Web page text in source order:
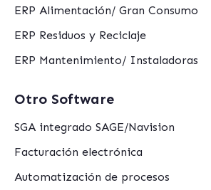
ERP Alimentación/ Gran Consumo
ERP Residuos y Reciclaje
ERP Mantenimiento/ Instaladoras
Otro Software
SGA integrado SAGE/Navision
Facturación electrónica
Automatización de procesos